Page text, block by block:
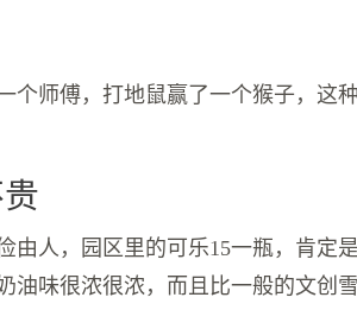
个师傅，打地鼠赢了一个猴子，这
由人，园区里的可乐15一瓶，肯定
油味很浓很浓，而且比一般的文创